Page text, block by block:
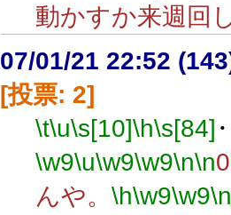
動かすか来週回
07/01/21 22:52
[投票: 2]
\t\u\s[10]\h\s[84]
\w9\u\w9\w9\n\n
んや。 \h\w9\w9\n